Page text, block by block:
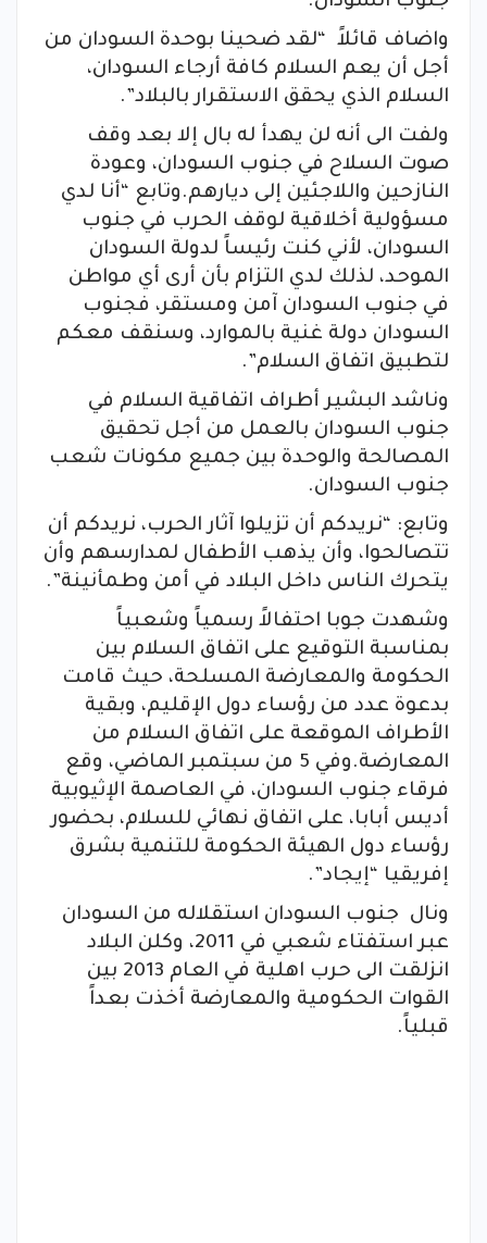
واضاف قائلاً “لقد ضحينا بوحدة السودان من
أجل أن يعم السلام كافة أرجاء السودان،
السلام الذي يحقق الاستقرار بالبلاد”.
ولفت الى أنه لن يهدأ له بال إلا بعد وقف
صوت السلاح في جنوب السودان، وعودة
النازحين واللاجئين إلى ديارهم.وتابع “أنا لدي
مسؤولية أخلاقية لوقف الحرب في جنوب
السودان، لأني كنت رئيساً لدولة السودان
الموحد، لذلك لدي التزام بأن أرى أي مواطن
في جنوب السودان آمن ومستقر، فجنوب
السودان دولة غنية بالموارد، وسنقف معكم
لتطبيق اتفاق السلام”.
وناشد البشير أطراف اتفاقية السلام في
جنوب السودان بالعمل من أجل تحقيق
المصالحة والوحدة بين جميع مكونات شعب
جنوب السودان.
وتابع: “نريدكم أن تزيلوا آثار الحرب، نريدكم أن
تتصالحوا، وأن يذهب الأطفال لمدارسهم وأن
يتحرك الناس داخل البلاد في أمن وطمأنينة”.
وشهدت جوبا احتفالاً رسمياً وشعبياً
بمناسبة التوقيع على اتفاق السلام بين
الحكومة والمعارضة المسلحة، حيث قامت
بدعوة عدد من رؤساء دول الإقليم، وبقية
الأطراف الموقعة على اتفاق السلام من
المعارضة.وفي 5 من سبتمبر الماضي، وقع
فرقاء جنوب السودان، في العاصمة الإثيوبية
أديس أبابا، على اتفاق نهائي للسلام، بحضور
رؤساء دول الهيئة الحكومة للتنمية بشرق
إفريقيا “إيجاد”.
ونال جنوب السودان استقلاله من السودان
عبر استفتاء شعبي في 2011، وكلن البلاد
انزلقت الى حرب اهلية في العام 2013 بين
القوات الحكومية والمعارضة أخذت بعداً
قبلياً.